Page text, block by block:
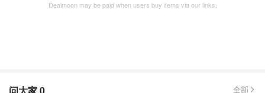
Dealmoon may be paid when users buy items via our links.
问大家0 全部